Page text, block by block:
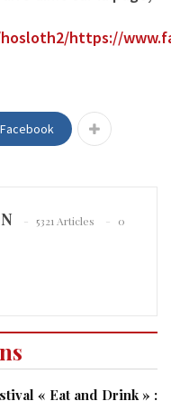
https://
Facebook
5321 Articles
0
« Eat and Drink » :